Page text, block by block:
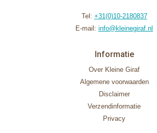
Tel: +31(0)10-2180837
E-mail: info@kleinegiraf.nl
Informatie
Over Kleine Giraf
Algemene voorwaarden
Disclaimer
Verzendinformatie
Privacy